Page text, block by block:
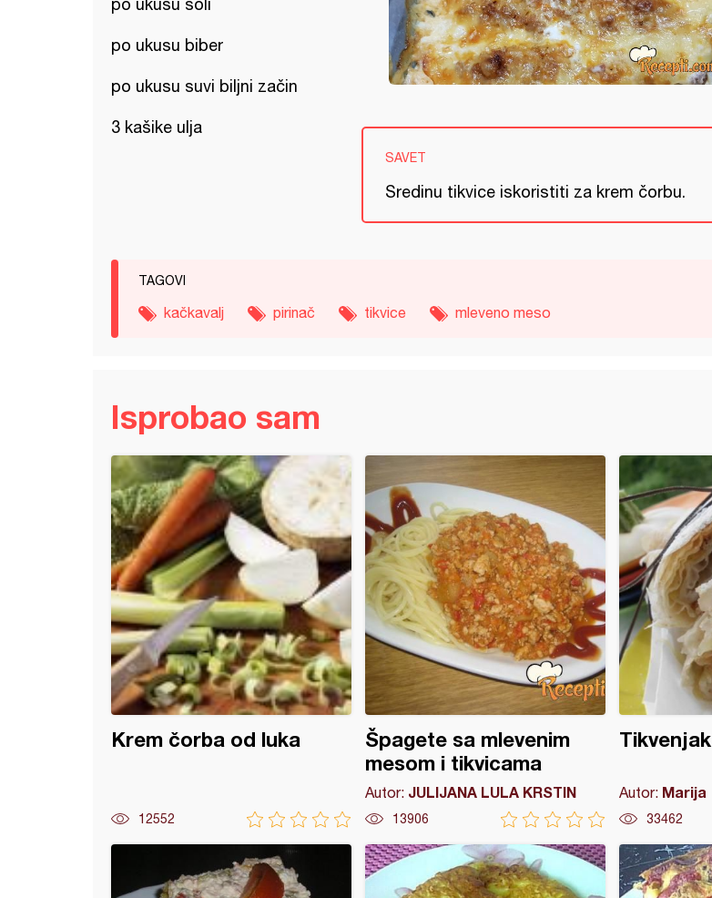
po ukusu soli
po ukusu biber
po ukusu suvi biljni začin
3 kašike ulja
SAVET
Sredinu tikvice iskoristiti za krem čorbu.
TAGOVI
kačkavalj pirinač tikvice mleveno meso
Isprobao sam
Krem čorba od luka
12552
Špagete sa mlevenim
mesom i tikvicama
Autor: JULIJANA LULA KRSTIN
13906
Tikvenjak
Autor: Marija
33462
prolećne rolnice